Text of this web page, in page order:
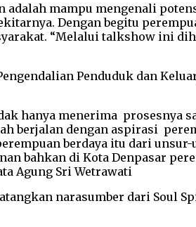
mampu mengenali
Dengan begitu
“Melalui talkshow ini
Penduduk dan
hanya menerima prosesnya
berjalan dengan aspirasi
berdaya itu dari
bahkan di Kota Denpasar
Agung Sri Wetrawati
narasumber dari Soul